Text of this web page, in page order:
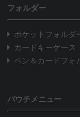
フォルダー
ポケットフォルダ
カードキーケース
ペン＆カードフォ
パウチメニュー